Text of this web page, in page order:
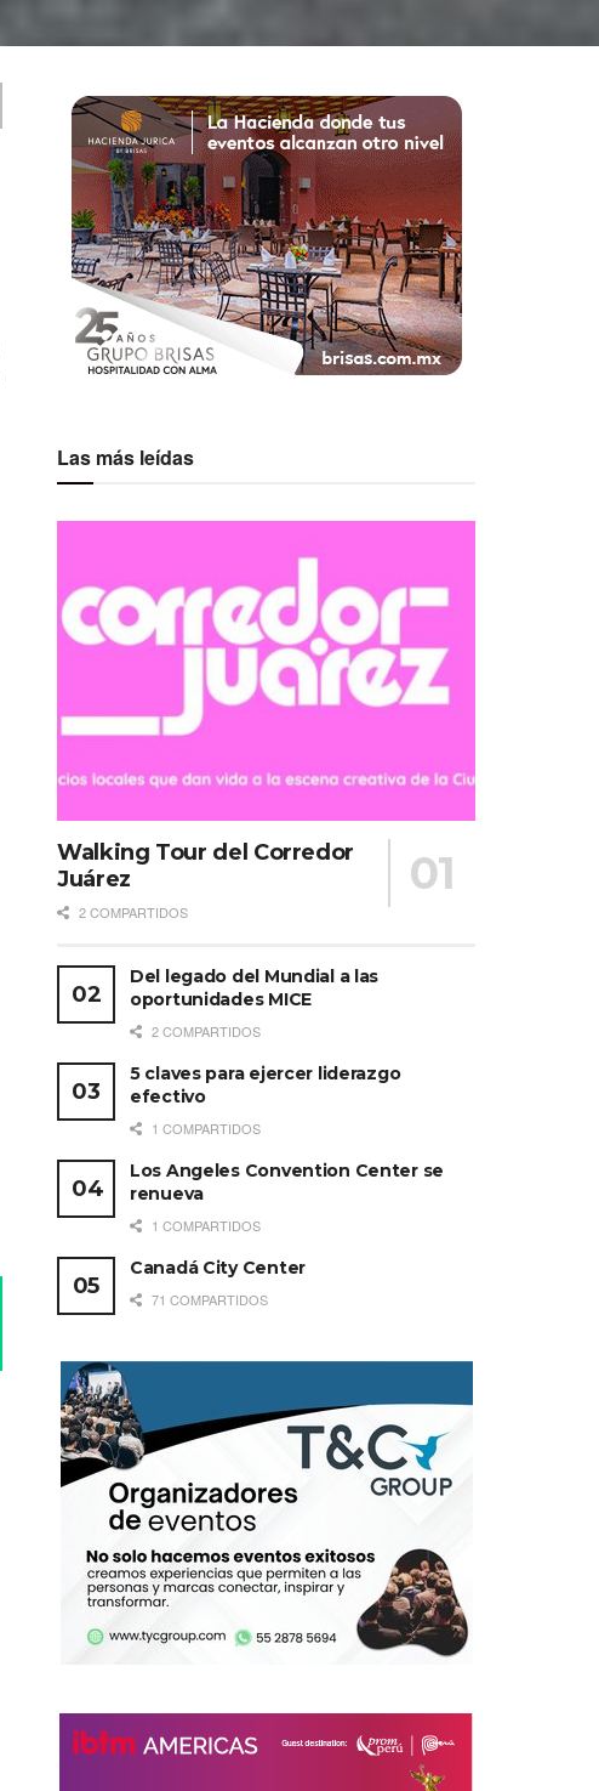
Las más leídas
Walking Tour del Corredor
Juárez
2 COMPARTIDOS
Del legado del Mundial a las
oportunidades MICE
2 COMPARTIDOS
5 claves para ejercer liderazgo
efectivo
1 COMPARTIDOS
Los Angeles Convention Center se
renueva
1 COMPARTIDOS
Canadá City Center
71 COMPARTIDOS